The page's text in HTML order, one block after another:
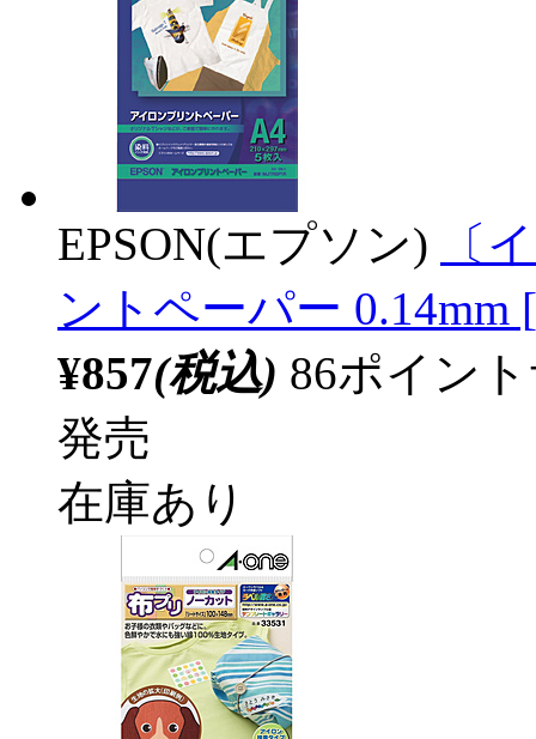
EPSON(エプソン)
〔
ントペーパー 0.14mm
¥857(税込) 86ポイン
発売
在庫あり